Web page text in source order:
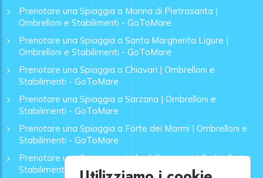
Prenotare una Spiaggia a Marina di Pietrasanta |
Ombrelloni e Stabilimenti - GoToMare
Prenotare una Spiaggia a Santa Margherita Ligure |
Ombrelloni e Stabilimenti - GoToMare
Prenotare una Spiaggia a Chiavari | Ombrelloni e
Stabilimenti - GoToMare
Prenotare una Spiaggia a Sarzana | Ombrelloni e
Stabilimenti - GoToMare
Prenotare una Spiaggia a Forte dei Marmi | Ombrelloni e
Stabilimenti - GoToMare
Prenotare una Spiaggia a Lido di Camaiore | Ombrelloni e
Stabilimenti - GoToMare